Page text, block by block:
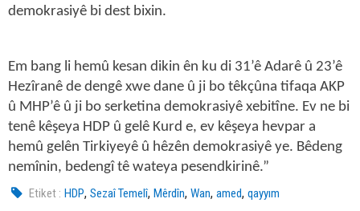
demokrasiyê bi dest bixin.
Em bang li hemû kesan dikin ên ku di 31’ê Adarê û 23’ê
Hezîranê de dengê xwe dane û ji bo têkçûna tifaqa AKP
û MHP’ê û ji bo serketina demokrasiyê xebitîne. Ev ne bi
tenê kêşeya HDP û gelê Kurd e, ev kêşeya hevpar a
hemû gelên Tirkiyeyê û hêzên demokrasiyê ye. Bêdeng
nemînin, bedengî tê wateya pesendkirinê.”
Etiket : HDP,Sezaî Temelî,Mêrdîn,Wan,amed,qayyım